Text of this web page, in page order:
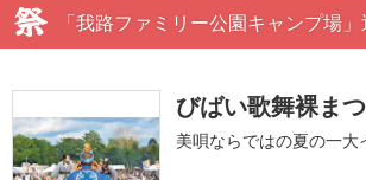
「我路ファミリー公園キャンプ場
びばい歌舞裸ま
美唄ならではの夏の一大